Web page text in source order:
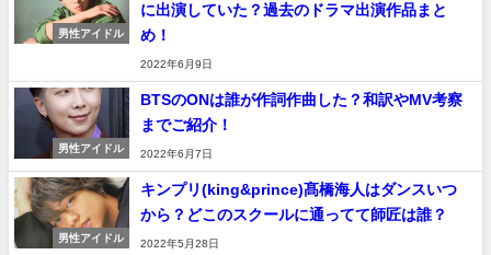
男性アイドル
に出演していた？過去のドラマ出演作品まと
め！
2022年6月9日
男性アイドル
BTSのONは誰が作詞作曲した？和訳やMV考察
までご紹介！
2022年6月7日
男性アイドル
キンプリ(king&prince)髙橋海人はダンスいつ
から？どこのスクールに通ってて師匠は誰？
2022年5月28日